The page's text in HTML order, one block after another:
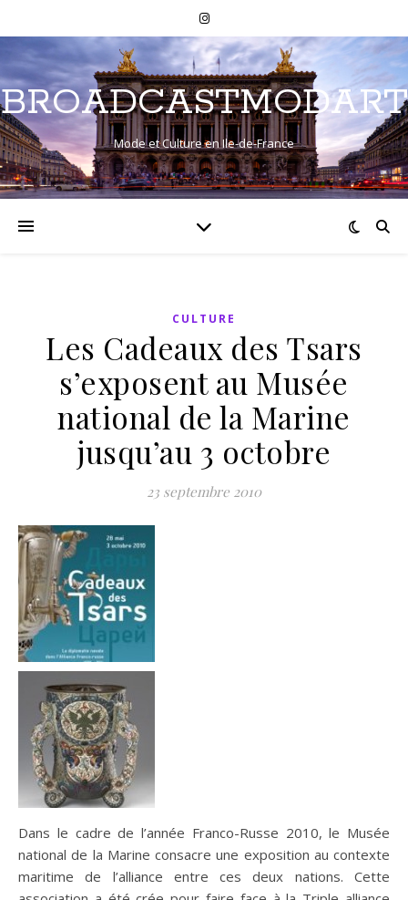
BROADCASTMODART
Mode et Culture en Ile-de-France
CULTURE
Les Cadeaux des Tsars
s’exposent au Musée
national de la Marine
jusqu’au 3 octobre
23 septembre 2010
Dans le cadre de l’année Franco-Russe 2010, le Musée
national de la Marine consacre une exposition au contexte
maritime de l’alliance entre ces deux nations. Cette